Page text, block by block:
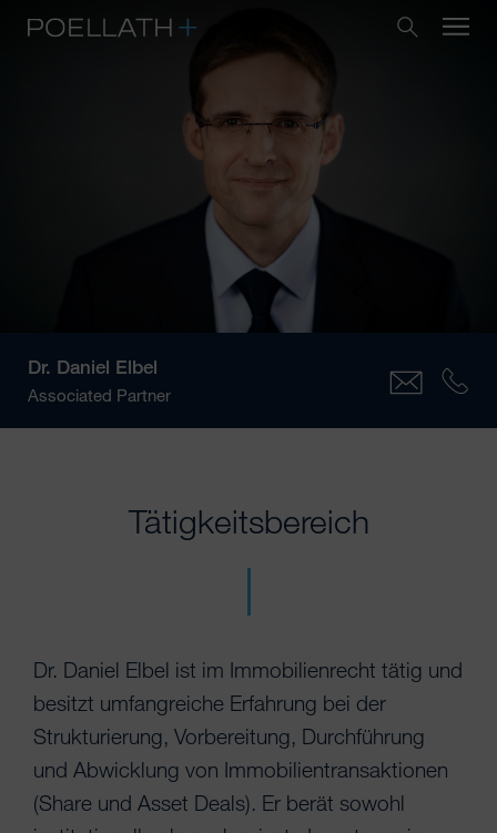
Dr. Daniel Elbel
Associated Partner
Tätigkeitsbereich
Dr. Daniel Elbel ist im Immobilienrecht tätig und
besitzt umfangreiche Erfahrung bei der
Strukturierung, Vorbereitung, Durchführung
und Abwicklung von Immobilientransaktionen
(Share und Asset Deals). Er berät sowohl